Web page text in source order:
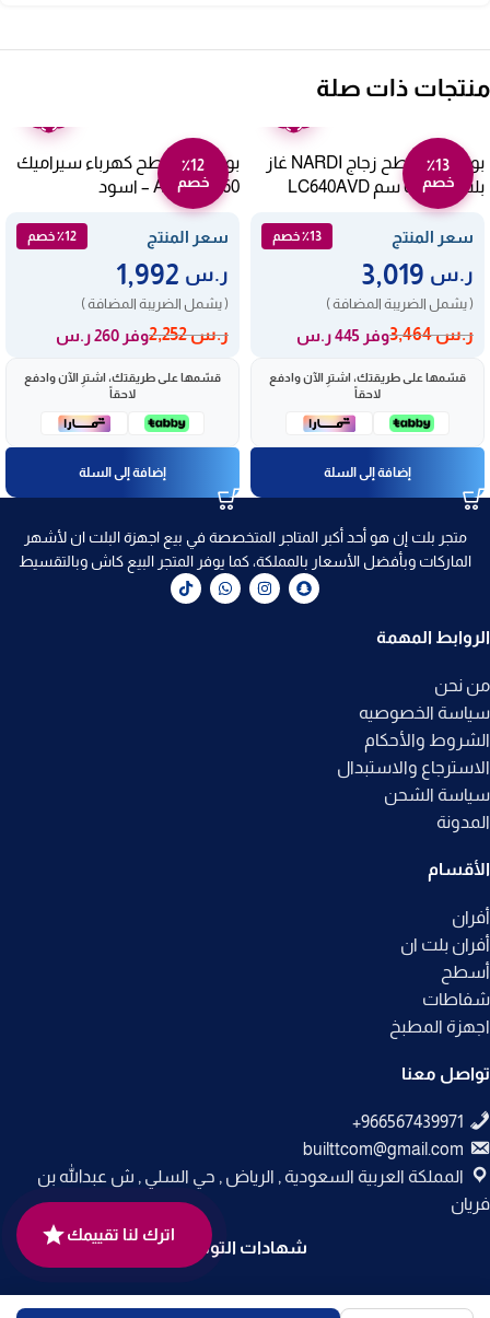
منتجات ذات صلة
٪13
خصم
بوتاجاز مسطح زجاج NARDI غاز
بلت ان – 60 سم LC640AVD
سعر المنتج ٪13 خصم
ر.س
( يشمل الضريبة المضافة )
ر.س3,464 وفر 445 ر.س
قسّمها على طريقتك، اشترِ الآن وادفع
لاحقاً
إضافة إلى السلة
٪12
خصم
بوتاجاز مسطح كهرباء سيراميك
60 سم AEG – اسود
HK614010MB
سعر المنتج
٪12 خصم
ر.س
( يشمل الضريبة المضافة )
ر.س2,252 وفر 260 ر.س
قسّمها على طريقتك، اشترِ الآن وادفع
لاحقاً
إضافة إلى السلة
متجر بلت إن هو أحد أكبر المتاجر المتخصصة في بيع اجهزة البلت ان لأشهر
الماركات وبأفضل الأسعار بالمملكة، كما يوفر المتجر البيع كاش وبالتقسيط
الروابط المهمة
من نحن
سياسة الخصوصيه
الشروط والأحكام
الاسترجاع والاستبدال
سياسة الشحن
المدونة
الأقسام
أفران
أفران بلت ان
أسطح
شفاطات
اجهزة المطبخ
تواصل معنا
builttcom@gmail.com
المملكة العربية السعودية , الرياض , حي السلي , ش عبدالله بن
فريان
شهادات التوثيق
جميع الحقوق محفوظة لـمتجر بلت إن© 2025.
اترك لنا تقييمك